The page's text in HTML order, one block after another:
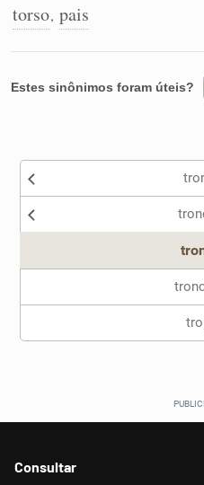
torso, pais
Estes sinônimos foram úteis?
Nenhum dos sinônimos
Consultar